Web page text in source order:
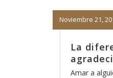
La
Noviembre 21,
Amar a